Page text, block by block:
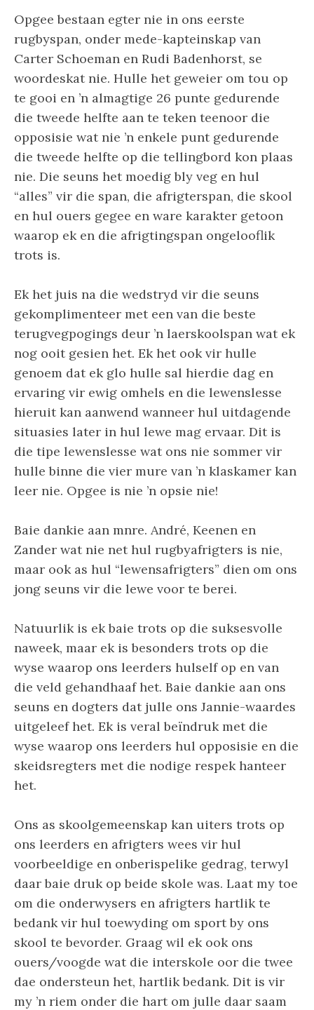
Opgee bestaan egter nie in ons eerste
rugbyspan, onder mede-kapteinskap van
Carter Schoeman en Rudi Badenhorst, se
woordeskat nie. Hulle het geweier om tou op
te gooi en ’n almagtige 26 punte gedurende
die tweede helfte aan te teken teenoor die
opposisie wat nie ’n enkele punt gedurende
die tweede helfte op die tellingbord kon plaas
nie. Die seuns het moedig bly veg en hul
“alles” vir die span, die afrigterspan, die skool
en hul ouers gegee en ware karakter getoon
waarop ek en die afrigtingspan ongelooflik
trots is.
Ek het juis na die wedstryd vir die seuns
gekomplimenteer met een van die beste
terugvegpogings deur ’n laerskoolspan wat ek
nog ooit gesien het. Ek het ook vir hulle
genoem dat ek glo hulle sal hierdie dag en
ervaring vir ewig omhels en die lewenslesse
hieruit kan aanwend wanneer hul uitdagende
situasies later in hul lewe mag ervaar. Dit is
die tipe lewenslesse wat ons nie sommer vir
hulle binne die vier mure van ’n klaskamer kan
leer nie. Opgee is nie ’n opsie nie!
Baie dankie aan mnre. André, Keenen en
Zander wat nie net hul rugbyafrigters is nie,
maar ook as hul “lewensafrigters” dien om ons
jong seuns vir die lewe voor te berei.
Natuurlik is ek baie trots op die suksesvolle
naweek, maar ek is besonders trots op die
wyse waarop ons leerders hulself op en van
die veld gehandhaaf het. Baie dankie aan ons
seuns en dogters dat julle ons Jannie-waardes
uitgeleef het. Ek is veral beïndruk met die
wyse waarop ons leerders hul opposisie en die
skeidsregters met die nodige respek hanteer
het.
Ons as skoolgemeenskap kan uiters trots op
ons leerders en afrigters wees vir hul
voorbeeldige en onberispelike gedrag, terwyl
daar baie druk op beide skole was. Laat my toe
om die onderwysers en afrigters hartlik te
bedank vir hul toewyding om sport by ons
skool te bevorder. Graag wil ek ook ons
ouers/voogde wat die interskole oor die twee
dae ondersteun het, hartlik bedank. Dit is vir
my ’n riem onder die hart om julle daar saam